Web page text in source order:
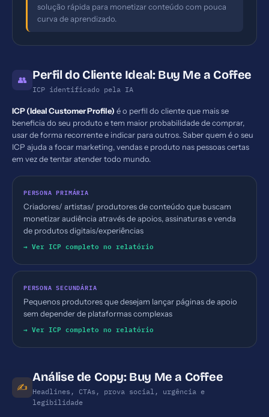
solução rápida para monetizar conteúdo com pouca
curva de aprendizado.
👥 Perfil do Cliente Ideal: Buy Me a Coffee
ICP identificado pela IA
ICP (Ideal Customer Profile) é o perfil do cliente que mais se
beneficia do seu produto e tem maior probabilidade de comprar,
usar de forma recorrente e indicar para outros. Saber quem é o seu
ICP ajuda a focar marketing, vendas e produto nas pessoas certas
em vez de tentar atender todo mundo.
PERSONA PRIMÁRIA
Criadores/ artistas/ produtores de conteúdo que buscam
monetizar audiência através de apoios, assinaturas e venda
de produtos digitais/experiências
→ Ver ICP completo no relatório
PERSONA SECUNDÁRIA
Pequenos produtores que desejam lançar páginas de apoio
sem depender de plataformas complexas
→ Ver ICP completo no relatório
✍️
Análise de Copy: Buy Me a Coffee
Headlines, CTAs, prova social, urgência e
legibilidade